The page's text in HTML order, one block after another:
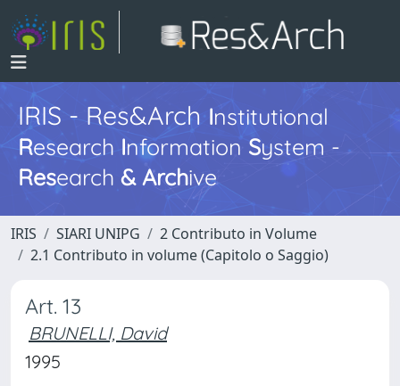
IRIS - Res&ArchInstitutional
Research InformationSystem -
Research & Archive
IRIS SIARI UNIPG
2 Contributo in Volume
2.1 Contributo in volume (Capitolo o Saggio)
Art. 13
BRUNELLI, David
1995